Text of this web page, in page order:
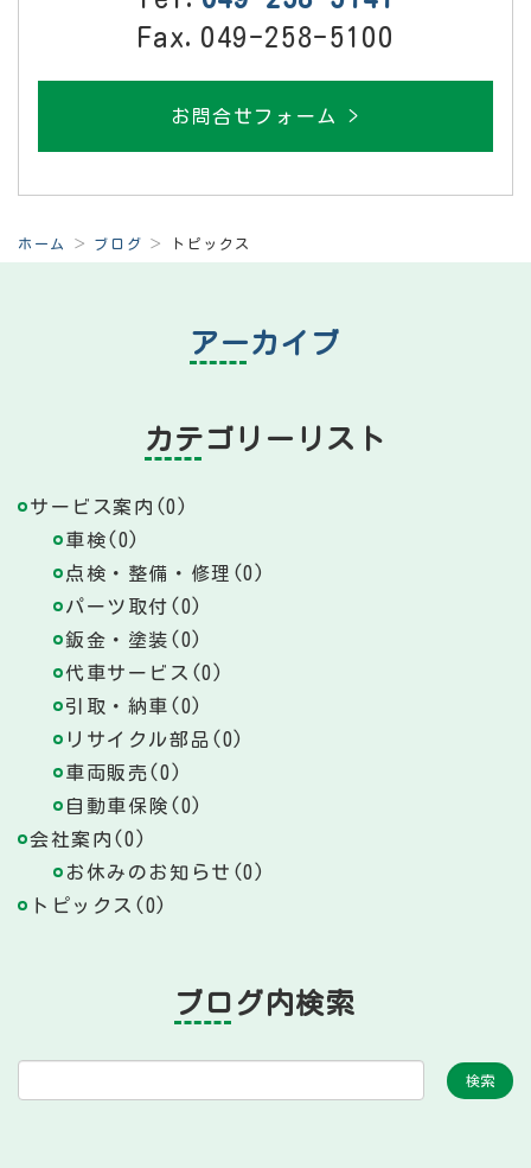
Fax.049-258-5100
お問合せフォーム >
ホーム ブログ トピックス
アーカイブ
カテゴリーリスト
サービス案内(0)
車検(0)
点検・整備・修理(0)
パーツ取付(0)
鈑金・塗装(0)
代車サービス(0)
引取・納車(0)
リサイクル部品(0)
車両販売(0)
自動車保険(0)
会社案内(0)
お休みのお知らせ(0)
トピックス(0)
ブログ内検索